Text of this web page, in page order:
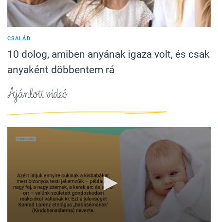
CSALÁD
10 dolog, amiben anyának igaza volt, és csak
anyaként döbbentem rá
Ajánlott videó